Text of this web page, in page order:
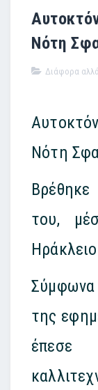
Νότη
Διάφορα
Νότη
του,
της
έπεσε